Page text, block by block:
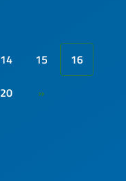
14 15
16
20 »